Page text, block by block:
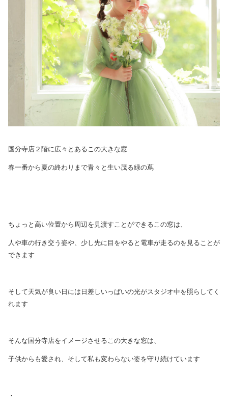
国分寺店２階に広々とあるこの大きな窓
春一番から夏の終わりまで青々と生い茂る緑の蔦
ちょっと高い位置から周辺を見渡すことができるこの窓は、
人や車の行き交う姿や、少し先に目をやると電車が走るのを見ることが
できます
そして天気が良い日には日差しいっぱいの光がスタジオ中を照らしてく
れます
そんな国分寺店をイメージさせるこの大きな窓は、
子供からも愛され、そして私も変わらない姿を守り続けています
・